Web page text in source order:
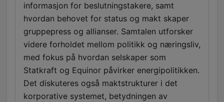
informasjon for beslutningstakere, samt
hvordan behovet for status og makt skaper
gruppepress og allianser. Samtalen utforsker
videre forholdet mellom politikk og næringsliv,
med fokus på hvordan selskaper som
Statkraft og Equinor påvirker energipolitikken.
Det diskuteres også maktstrukturer i det
korporative systemet, betydningen av